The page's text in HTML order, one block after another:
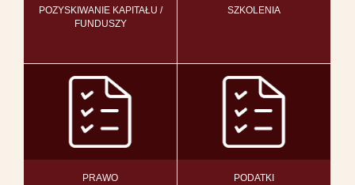
POZYSKIWANIE KAPITAŁU /
FUNDUSZY
SZKOLENIA
PRAWO PODATKI